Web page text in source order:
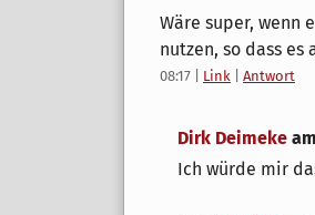
Wäre super, wenn
nutzen, so dass
08:17 Link Antwort
Dirk Deimeke am
Ich würde mir